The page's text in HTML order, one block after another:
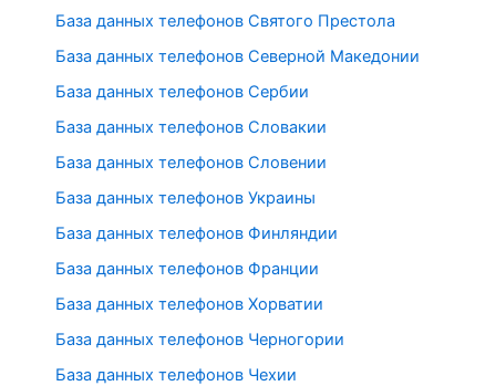
База данных телефонов Святого Престола
База данных телефонов Северной Македонии
База данных телефонов Сербии
База данных телефонов Словакии
База данных телефонов Словении
База данных телефонов Украины
База данных телефонов Финляндии
База данных телефонов Франции
База данных телефонов Хорватии
База данных телефонов Черногории
База данных телефонов Чехии